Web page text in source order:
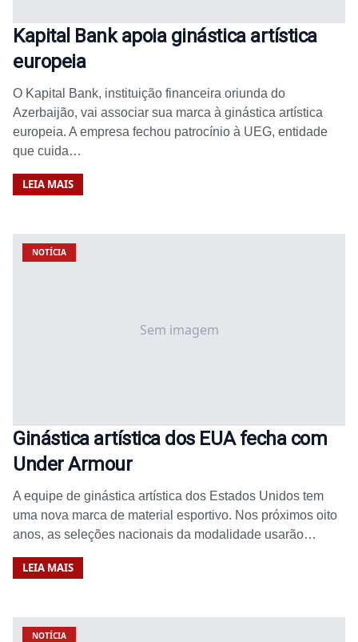
Kapital Bank apoia ginástica artística
europeia
O Kapital Bank, instituição financeira oriunda do
Azerbaijão, vai associar sua marca à ginástica artística
europeia. A empresa fechou patrocínio à UEG, entidade
que cuida…
LEIA MAIS
Sem imagem
NOTÍCIA
Ginástica artística dos EUA fecha com
Under Armour
A equipe de ginástica artística dos Estados Unidos tem
uma nova marca de material esportivo. Nos próximos oito
anos, as seleções nacionais da modalidade usarão…
LEIA MAIS
NOTÍCIA